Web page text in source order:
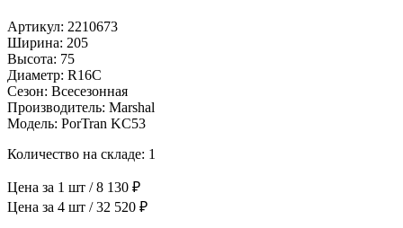
Артикул: 2210673
Ширина: 205
Высота: 75
Диаметр: R16C
Сезон: Всесезонная
Производитель: Marshal
Модель: PorTran KC53
Количество на складе: 1
Цена за 1 шт / 8 130 ₽
Цена за 4 шт / 32 520 ₽